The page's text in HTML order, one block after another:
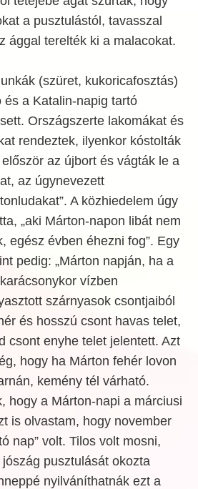
a pusztulástól, tavasszal
ággal terelték ki a malacokat.
(szüret, kukoricafosztás)
és a Katalin-napig tartó
Országszerte lakomákat és
rendeztek, ilyenkor kóstolták
az újbort és vágták le a
az úgynevezett
A közhiedelem úgy
„aki Márton-napon libát nem
egész évben éhezni fog”. Egy
pedig: „Márton napján, ha a
vízben
szárnyasok csontjaiból
és hosszú csont havas telet,
csont enyhe telet jelentett. Azt
hogy ha Márton fehér lovon
kemény tél várható.
hogy a Márton-napi a márciusi
is olvastam, hogy november
nap” volt. Tilos volt mosni,
pusztulását okozta
nyilváníthatnák ezt a